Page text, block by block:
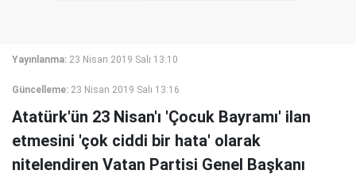
Yayınlanma: 23 Nisan 2019 Salı 13:10
Güncelleme: 23 Nisan 2019 Salı 13:16
Atatürk'ün 23 Nisan'ı 'Çocuk Bayramı' ilan
etmesini 'çok ciddi bir hata' olarak
nitelendiren Vatan Partisi Genel Başkanı